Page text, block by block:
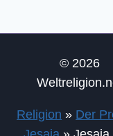
© 2026
Religion » Der